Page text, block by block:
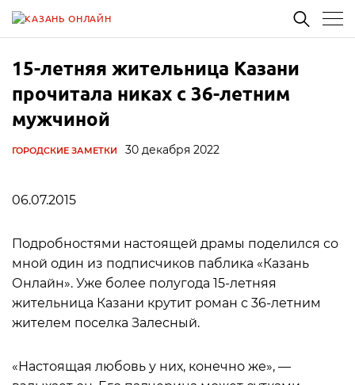
15-летняя жительница Казани
прочитала никах с 36-летним
мужчиной
ГОРОДСКИЕ ЗАМЕТКИ 30 декабря 2022
06.07.2015
Подробностями настоящей драмы поделился со
мной один из подписчиков паблика «Казань
Онлайн». Уже более полугода 15-летняя
жительница Казани крутит роман с 36-летним
жителем поселка Залесный.
«Настоящая любовь у них, конечно же», —